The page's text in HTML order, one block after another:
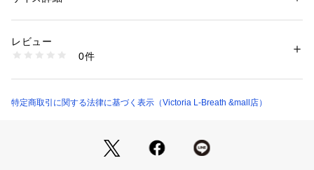
【商品の購入にあたっての注意事項】
※一部商品において弊社カラー表記がメーカーカラー表記と異
商品の色味が若干異なる場合があります。
い。ロックテリクス rocteryx roc'teryx エルブレス ヴィクトリ
ア ビクトリア Victoria L-Breath トレッキング小物 アクセサリ
ッズ
1540300161768
レビュー
0件
特定商取引に関する法律に基づく表示（Victoria L-Breath &mall店）